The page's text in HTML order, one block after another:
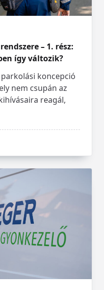
– 1. rész:
így változik?
koncepció
nem csupán az
reagál,